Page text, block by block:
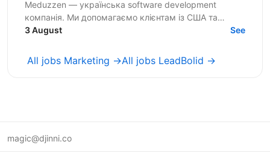
Meduzzen — українська software development
компанія. Ми допомагаємо клієнтам із США та
Європи створювати веб- і мобільні продукти, AI-
3 August See
All jobs Marketing →All jobs LeadBolid →
magic@djinni.co